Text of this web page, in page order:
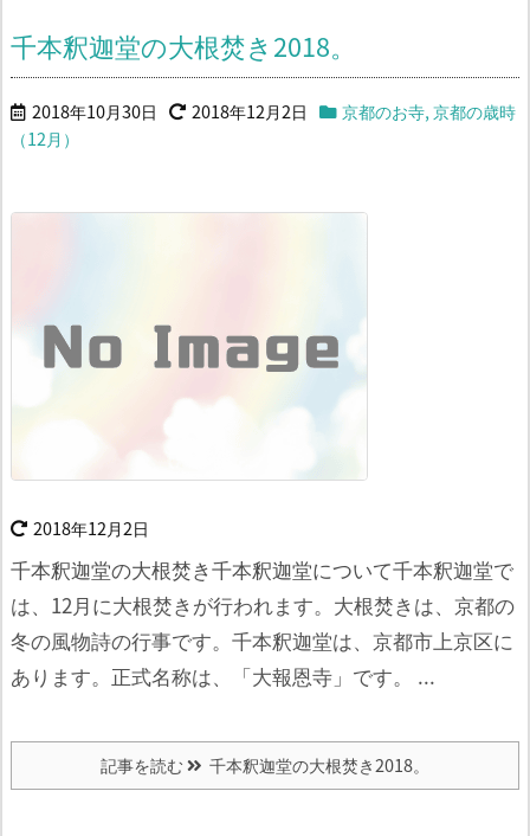
千本釈迦堂の大根焚き2018。
2018年10月30日 2018年12月2日 京都のお寺,京都の歳時
（12月）
2018年12月2日
千本釈迦堂の大根焚き千本釈迦堂について千本釈迦堂で
は、12月に大根焚きが行われます。 大根焚きは、京都の
冬の風物詩の行事です。 千本釈迦堂は、京都市上京区に
あります。 正式名称は、「大報恩寺」です。 ...
記事を読む 千本釈迦堂の大根焚き2018。